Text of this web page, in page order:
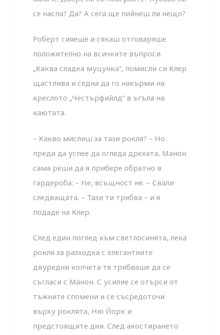
се наспа? Да? А сега ще пийнеш ли нещо?
Роберт сияеше и сякаш отговаряше
положително на всичките въпроси.
„Каква сладка муцунка“, помисли си Клер
щастлива и седна да го накърми на
креслото „Честърфийлд“ в ъгъла на
каютата.
– Какво мислиш за тази рокля? – Но
преди да успее да огледа дрехата, Манон
сама реши да я прибере обратно в
гардероба: – Не, всъщност не. – Свали
следващата. – Тази ти трябва – и я
подаде на Клер.
След един поглед към светлосинята, лека
рокля за разходка с елегантните
двуредни копчета тя трябваше да се
съгласи с Манон. С усилие се отърси от
тъжните спомени и се съсредоточи
върху роклята, Ню Йорк и
предстоящите дни. След акостирането